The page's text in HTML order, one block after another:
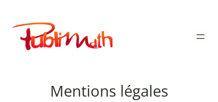
contenu
Publimath
Mentions légales